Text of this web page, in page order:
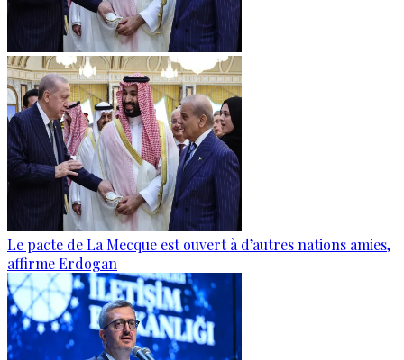
Le pacte de La Mecque est ouvert à d’autres nations amies,
affirme Erdogan